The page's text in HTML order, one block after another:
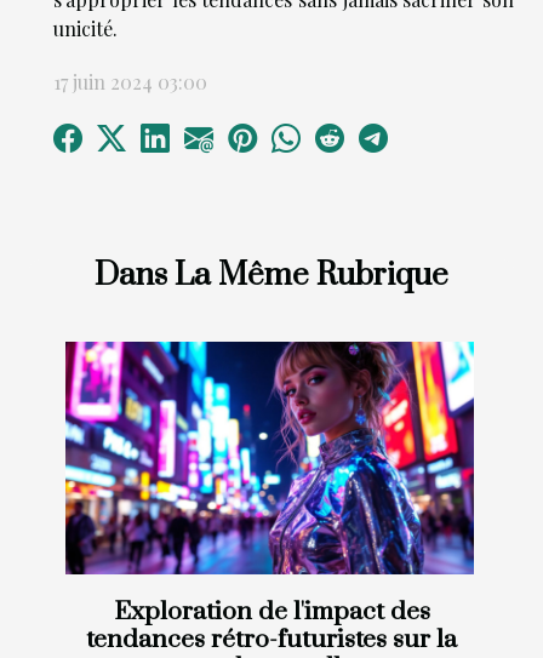
Dans La Même Rubrique
Exploration de l'impact des
tendances rétro-futuristes sur la
unicité.
17 juin 2024 03:00